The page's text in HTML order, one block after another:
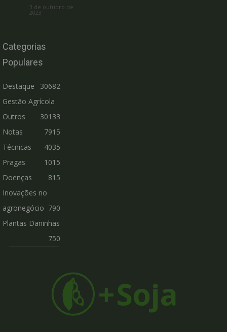
3 de outubro de
2023
Categorias
Populares
Destaque
30682
Gestão Agrícola
30133
Outros
7915
Notas
Técnicas
4035
Pragas
1015
Doenças
815
Inovações no
agronegócio 790
Plantas Daninhas
750